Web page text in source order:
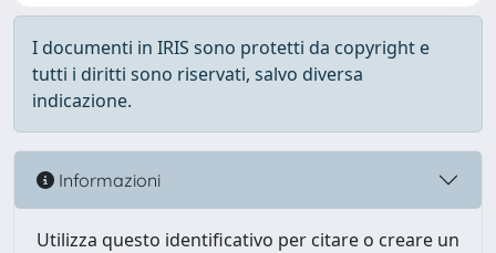
I documenti in IRIS sono protetti da copyright e
tutti i diritti sono riservati, salvo diversa
indicazione.
Informazioni
Utilizza questo identificativo per citare o creare un